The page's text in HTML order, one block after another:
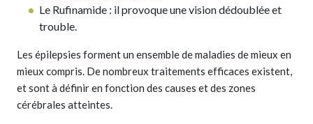
Le Rufinamide : il provoque une vision dédoublée et
trouble.
Les épilepsies forment un ensemble de maladies de mieux en
mieux compris. De nombreux traitements efficaces existent,
et sont à définir en fonction des causes et des zones
cérébrales atteintes.